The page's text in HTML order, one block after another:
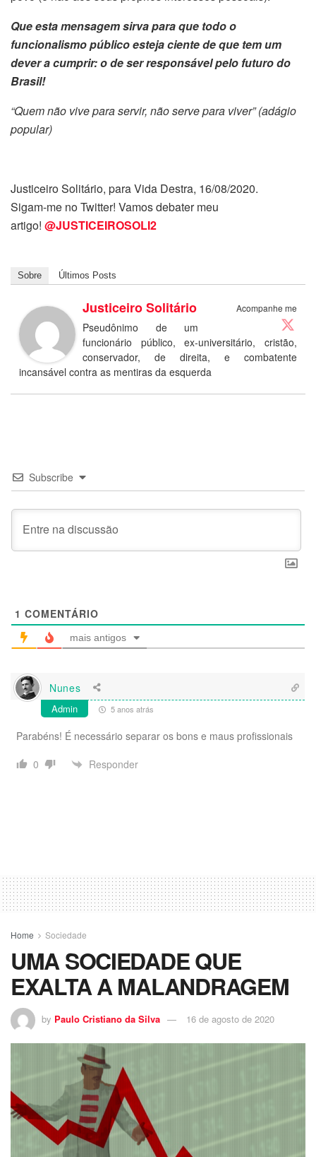
Que esta mensagem sirva para que todo o
funcionalismo público esteja ciente de que tem um
dever a cumprir: o de ser responsável pelo futuro do
Brasil!
“Quem não vive para servir, não serve para viver” (adágio
popular)
Justiceiro Solitário, para Vida Destra, 16/08/2020.
Sigam-me no Twitter! Vamos debater meu
artigo! @JUSTICEIROSOLI2
Sobre Últimos Posts
Acompanhe me
Justiceiro Solitário
Pseudônimo de um
funcionário público, ex-universitário, cristão,
conservador, de direita, e combatente
incansável contra as mentiras da esquerda
Subscribe
1 COMENTÁRIO
mais antigos
Nunes
Admin 5 anos atrás
Parabéns! É necessário separar os bons e maus profissionais
0
Responder
Home Sociedade
UMA SOCIEDADE QUE
EXALTA A MALANDRAGEM
by Paulo Cristiano da Silva 16 de agosto de 2020